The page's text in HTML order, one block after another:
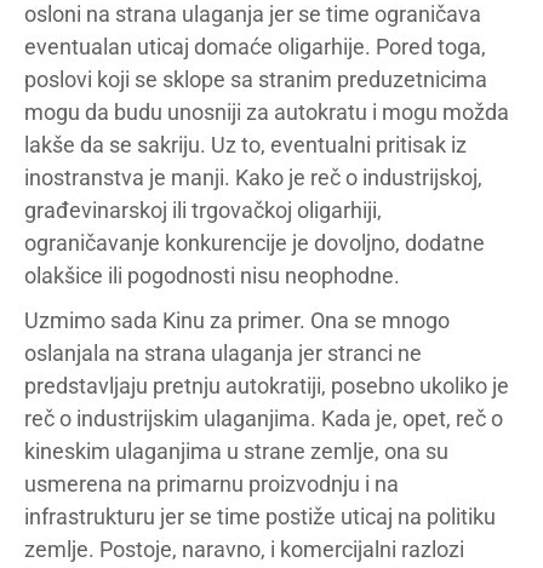
osloni na strana ulaganja jer se time ograničava
eventualan uticaj domaće oligarhije. Pored toga,
poslovi koji se sklope sa stranim preduzetnicima
mogu da budu unosniji za autokratu i mogu možda
lakše da se sakriju. Uz to, eventualni pritisak iz
inostranstva je manji. Kako je reč o industrijskoj,
građevinarskoj ili trgovačkoj oligarhiji,
ograničavanje konkurencije je dovoljno, dodatne
olakšice ili pogodnosti nisu neophodne.
Uzmimo sada Kinu za primer. Ona se mnogo
oslanjala na strana ulaganja jer stranci ne
predstavljaju pretnju autokratiji, posebno ukoliko je
reč o industrijskim ulaganjima. Kada je, opet, reč o
kineskim ulaganjima u strane zemlje, ona su
usmerena na primarnu proizvodnju i na
infrastrukturu jer se time postiže uticaj na politiku
zemlje. Postoje, naravno, i komercijalni razlozi